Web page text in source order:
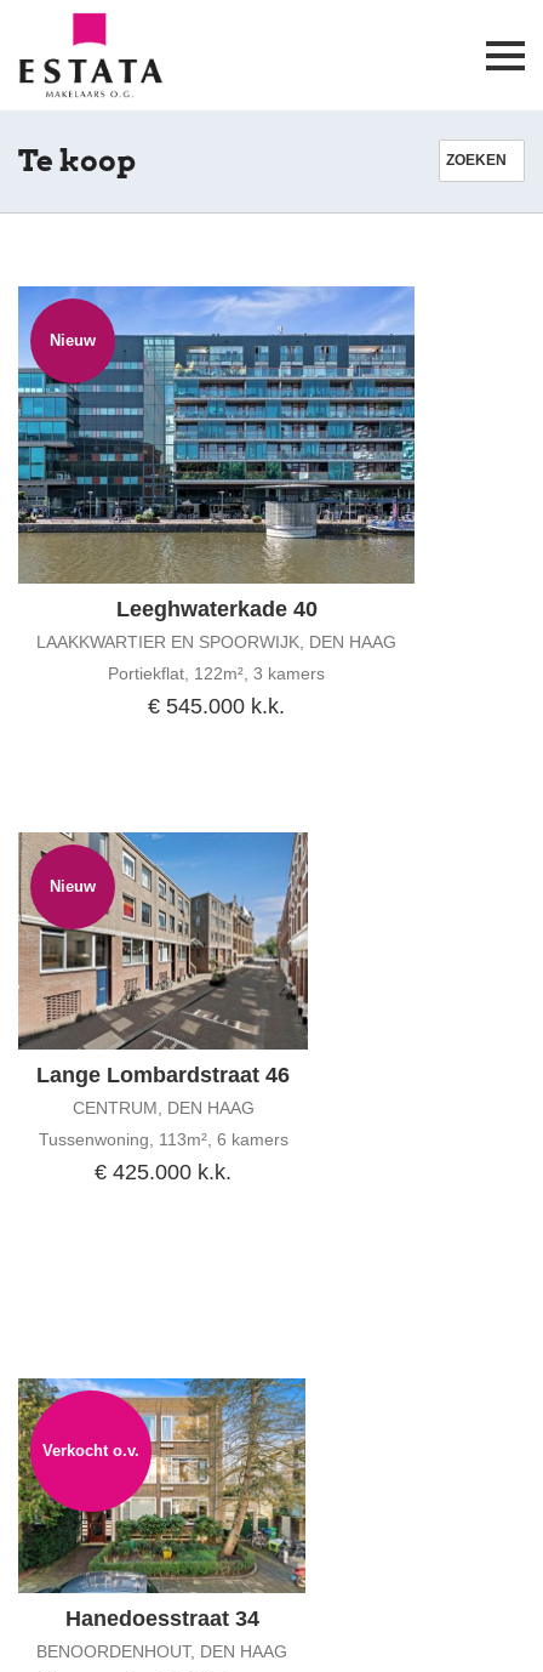
Te koop ZOEKEN
Plaats
Buurt
Prijs: € 0 - Geen max.
Oppervlakte
Woningtype
Nieuw
Leeghwaterkade 40
LAAKKWARTIER EN SPOORWIJK, DEN HAAG
Portiekflat, 122m², 3 kamers
€ 545.000 k.k.
Nieuw
Lange Lombardstraat 46
CENTRUM, DEN HAAG
Tussenwoning, 113m², 6 kamers
€ 425.000 k.k.
Verkocht o.v.
Hanedoesstraat 34
BENOORDENHOUT, DEN HAAG